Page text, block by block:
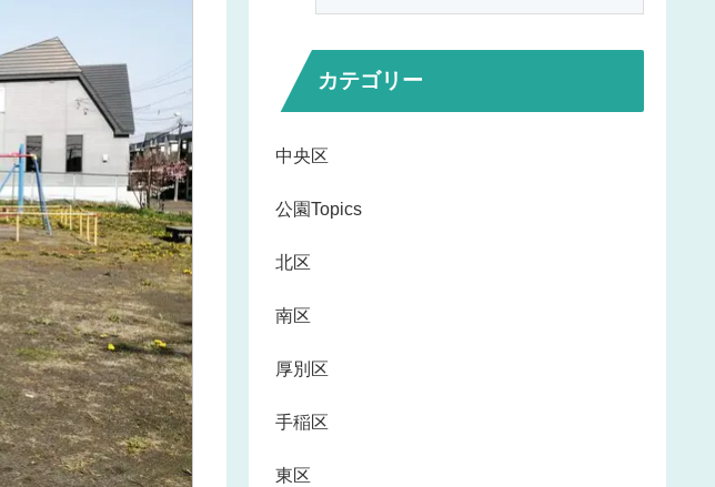
カテゴリー
中央区
公園Topics
北区
南区
厚別区
手稲区
東区